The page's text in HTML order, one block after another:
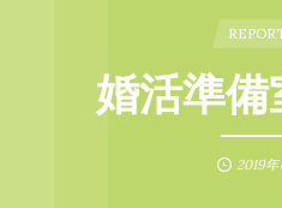
婚活準
2019